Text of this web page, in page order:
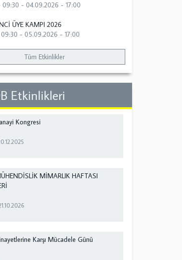
09:30 -04.09.2026 - 17:00
ÜYE KAMPI 2026
-05.09.2026 - 17:00
Tüm Etkinlikler
Etkinlikleri
Kongresi
MİMARLIK HAFTASI
Karşı Mücadele Günü